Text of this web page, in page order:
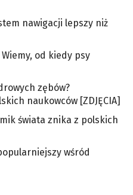
nawigacji lepszy niż
od kiedy psy
zębów?
naukowców [ZDJĘCIA]
świata znika z polskich
wśród